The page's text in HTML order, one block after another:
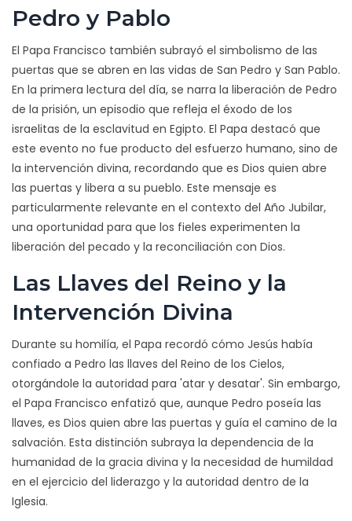
Pedro y Pablo
El Papa Francisco también subrayó el simbolismo de las
puertas que se abren en las vidas de San Pedro y San Pablo.
En la primera lectura del día, se narra la liberación de Pedro
de la prisión, un episodio que refleja el éxodo de los
israelitas de la esclavitud en Egipto. El Papa destacó que
este evento no fue producto del esfuerzo humano, sino de
la intervención divina, recordando que es Dios quien abre
las puertas y libera a su pueblo. Este mensaje es
particularmente relevante en el contexto del Año Jubilar,
una oportunidad para que los fieles experimenten la
liberación del pecado y la reconciliación con Dios.
Las Llaves del Reino y la
Intervención Divina
Durante su homilía, el Papa recordó cómo Jesús había
confiado a Pedro las llaves del Reino de los Cielos,
otorgándole la autoridad para 'atar y desatar'. Sin embargo,
el Papa Francisco enfatizó que, aunque Pedro poseía las
llaves, es Dios quien abre las puertas y guía el camino de la
salvación. Esta distinción subraya la dependencia de la
humanidad de la gracia divina y la necesidad de humildad
en el ejercicio del liderazgo y la autoridad dentro de la
Iglesia.